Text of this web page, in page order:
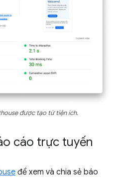
được tạo từ tiện ích.
cáo trực tuyến
để xem và chia sẻ báo